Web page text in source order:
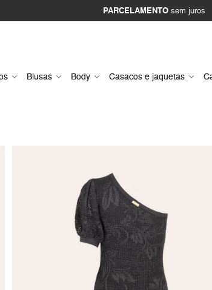
PARCELAMENTOsem juros
Blusas Body Casacos e jaquetas